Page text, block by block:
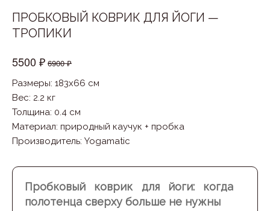
ПРОБКОВЫЙ КОВРИК ДЛЯ ЙОГИ —
ТРОПИКИ
5500 ₽ 6900 ₽
Размеры: 183x66 см
Вес: 2.2 кг
Толщина: 0.4 см
Материал: природный каучук + пробка
Производитель: Yogamatic
Пробковый коврик для йоги: когда
полотенца сверху больше не нужны